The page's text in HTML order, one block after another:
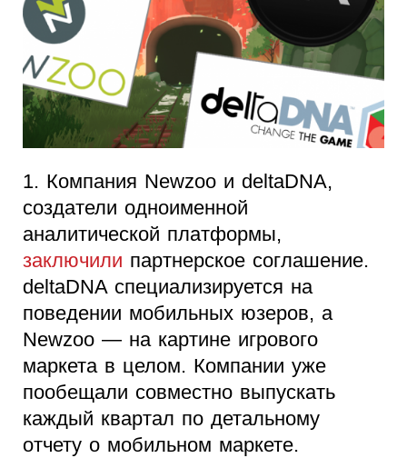
1. Компания Newzoo и deltaDNA,
создатели одноименной
аналитической платформы,
заключили партнерское соглашение.
deltaDNA специализируется на
поведении мобильных юзеров, а
Newzoo — на картине игрового
маркета в целом. Компании уже
пообещали совместно выпускать
каждый квартал по детальному
отчету о мобильном маркете.